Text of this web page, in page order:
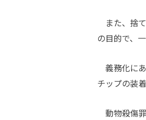
また、捨
の目的で、
義務化に
チップの装
動物殺傷